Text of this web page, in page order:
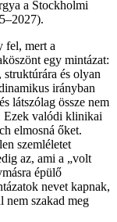
a Stockholmi
fel, mert a
egy mintázat:
és olyan
irányban
látszólag össze nem
Ezek valódi klinikai
elmosná őket.
szemléletet
az, ami a „volt
épülő
nevet kapnak,
nem szakad meg